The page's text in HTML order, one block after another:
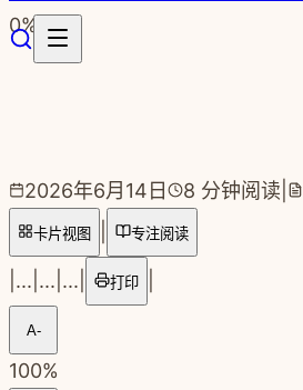
跳转到主要内容
0%
2026年6月14日 8 分钟阅读
卡片视图 专注阅读
... ... ... 打印
A-
100%